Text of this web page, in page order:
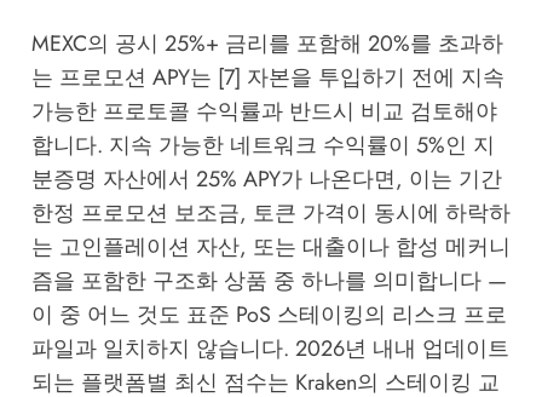
MEXC의 공시 25%+ 금리를 포함해 20%를 초과하
는 프로모션 APY는 [7] 자본을 투입하기 전에 지속
가능한 프로토콜 수익률과 반드시 비교 검토해야
합니다. 지속 가능한 네트워크 수익률이 5%인 지
분증명 자산에서 25% APY가 나온다면, 이는 기간
한정 프로모션 보조금, 토큰 가격이 동시에 하락하
는 고인플레이션 자산, 또는 대출이나 합성 메커니
즘을 포함한 구조화 상품 중 하나를 의미합니다 —
이 중 어느 것도 표준 PoS 스테이킹의 리스크 프로
파일과 일치하지 않습니다. 2026년 내내 업데이트
되는 플랫폼별 최신 점수는 Kraken의 스테이킹 교